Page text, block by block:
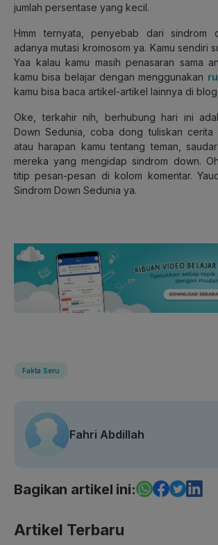
jumlah persentase yang kecil.
Hmm ternyata, penyebab dari sindrom
adanya mutasi kromosom ya. Kamu sendiri
Yaa kalau kamu masih penasaran sama
kamu bisa belajar dengan menggunakan
kamu bisa baca artikel-artikel lainnya di
Oke, terkahir nih, berhubung hari ini
Down Sedunia, coba dong tuliskan cerita
atau harapan kamu tentang teman,
mereka yang mengidap sindrom down.
titip pesan-pesan di kolom komentar.
Sindrom Down Sedunia ya.
Fakta Seru
Fahri Abdillah
Bagikan artikel ini:
Artikel Terbaru